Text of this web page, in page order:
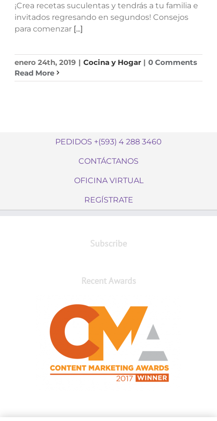
¡Crea recetas suculentas y tendrás a tu familia e
invitados regresando en segundos! Consejos
para comenzar [...]
enero 24th, 2019 | Cocina y Hogar | 0 Comments
Read More
PEDIDOS +(593) 4 288 3460
CONTÁCTANOS
OFICINA VIRTUAL
REGÍSTRATE
Subscribe
Recent Awards